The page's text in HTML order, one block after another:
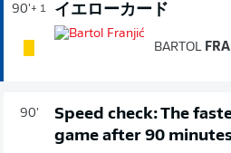
90'+ 1 イエローカード
BARTOL
90'
Speed check: The
game after 90